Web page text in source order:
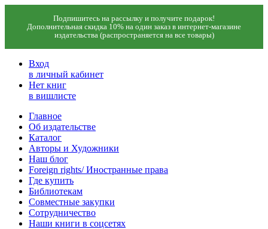
Подпишитесь на рассылку и получите подарок!
Дополнительная скидка 10% на один заказ в интернет-магазине
издательства (распространяется на все товары)
Вход
в личный кабинет
Нет книг
в вишлисте
Главное
Об издательстве
Каталог
Авторы и Художники
Наш блог
Foreign rights/ Иностранные права
Где купить
Библиотекам
Совместные закупки
Сотрудничество
Наши книги в соцсетях